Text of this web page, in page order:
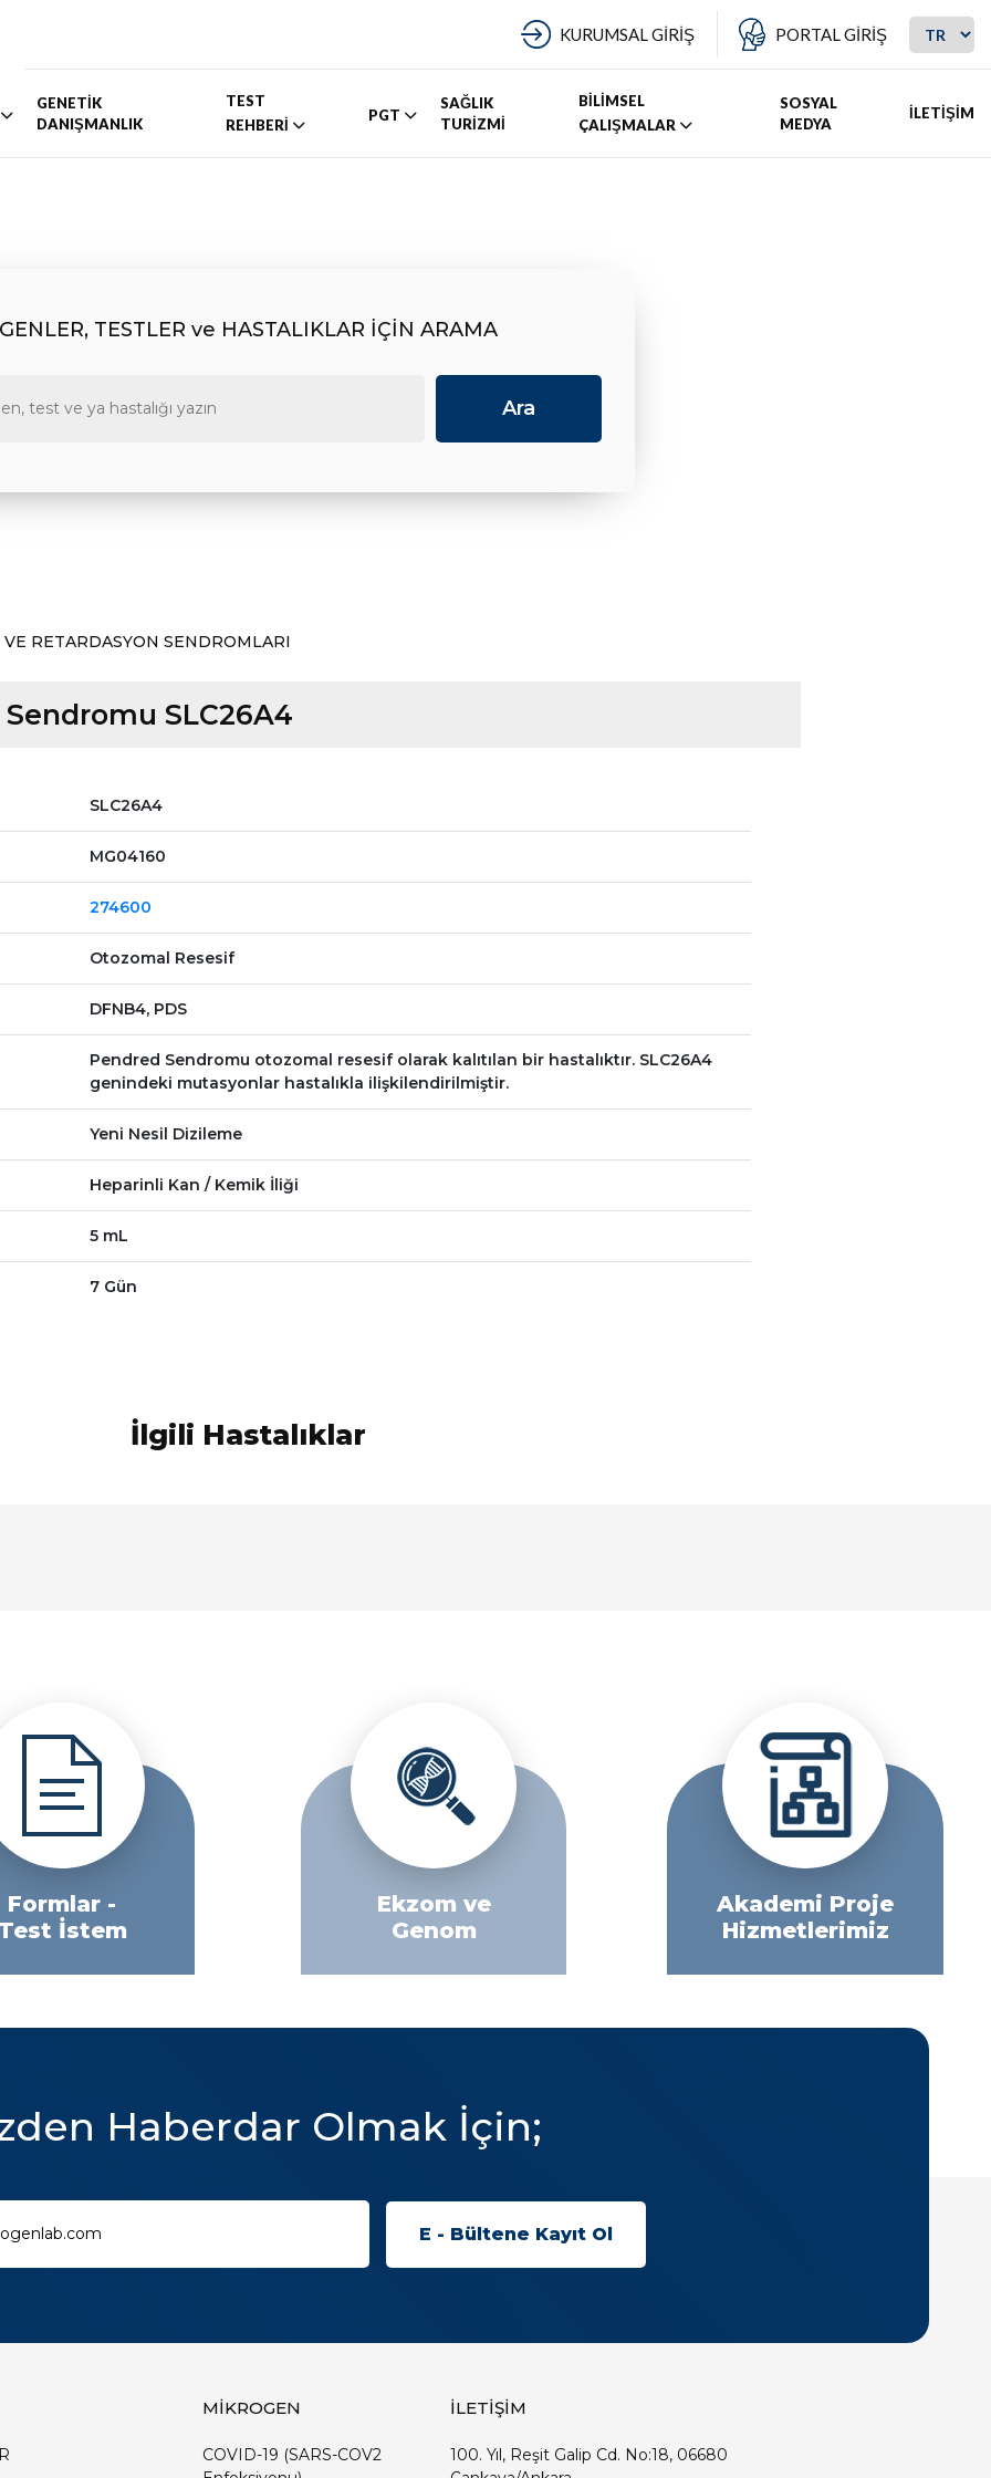
KURUMSAL GİRİŞ PORTAL GİRİŞ
GENETİK
DANIŞMANLIK
TEST
REHBERİ
PGT
SAĞLIK
TURİZMİ
BİLİMSEL
ÇALIŞMALAR
SOSYAL
MEDYA
İLETİŞİM
TESTLER ve HASTALIKLAR İÇİN ARAMA
RETARDASYON SENDROMLARI
SLC26A4
SLC26A4
MG04160
274600
Otozomal Resesif
DFNB4, PDS
Pendred Sendromu otozomal resesif olarak kalıtılan bir hastalıktır. SLC26A4
genindeki mutasyonlar hastalıkla ilişkilendirilmiştir.
Yeni Nesil Dizileme
Heparinli Kan / Kemik İliği
5 mL
7 Gün
İlgili Hastalıklar
Formlar -
İstem
Ekzom ve
Genom
Akademi Proje
Hizmetlerimiz
Haberdar Olmak İçin;
MİKROGEN
COVID-19 (SARS-COV2
İLETİŞİM
100. Yıl, Reşit Galip Cd. No:18, 06680